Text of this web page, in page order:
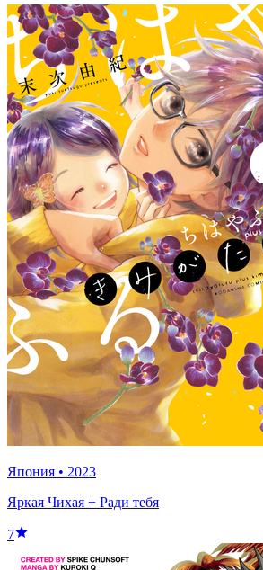
Япония • 2023
Яркая Чихая + Ради тебя
7